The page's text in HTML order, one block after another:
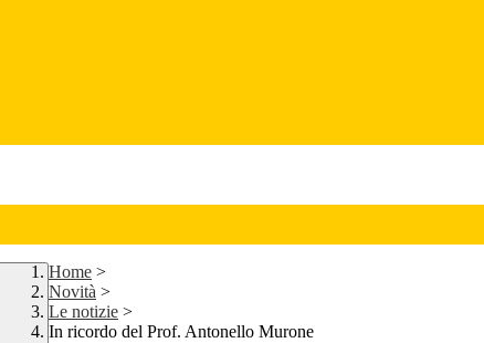
Home >
Novità >
Le notizie >
In ricordo del Prof. Antonello Murone